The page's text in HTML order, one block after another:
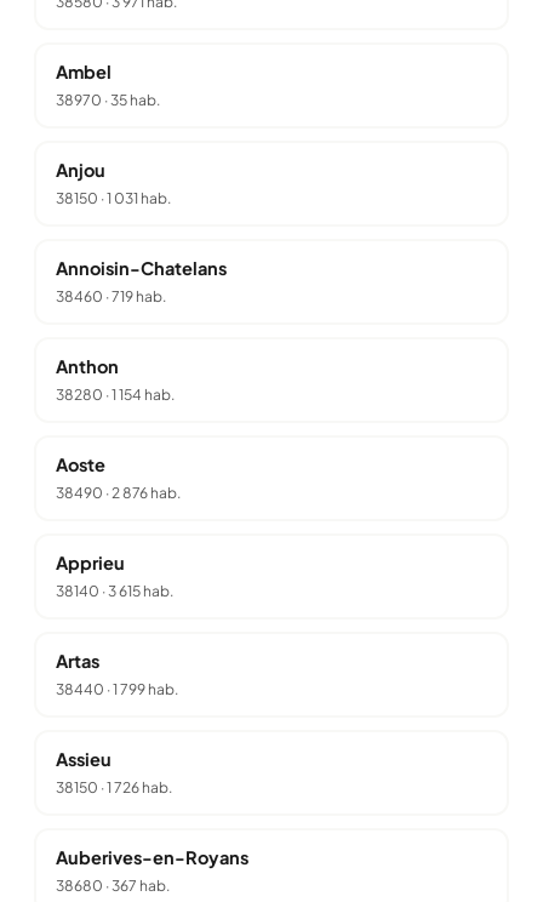
Ambel
38970 ·35 hab.
Anjou
38150 ·1 031 hab.
Annoisin-Chatelans
38460 ·719 hab.
Anthon
38280 ·1 154 hab.
Aoste
38490 ·2 876 hab.
Apprieu
38140 ·3 615 hab.
Artas
38440 ·1 799 hab.
Assieu
38150 ·1 726 hab.
Auberives-en-Royans
38680 ·367 hab.